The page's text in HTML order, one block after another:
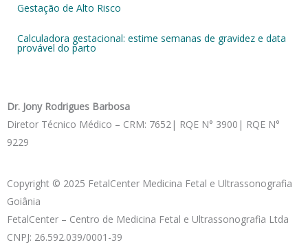
Gestação de Alto Risco
Calculadora gestacional: estime semanas de gravidez e data
provável do parto
Dr. Jony Rodrigues Barbosa
Diretor Técnico Médico – CRM: 7652| RQE N° 3900| RQE N°
9229
Copyright © 2025 FetalCenter Medicina Fetal e Ultrassonografia
Goiânia
FetalCenter – Centro de Medicina Fetal e Ultrassonografia Ltda
CNPJ: 26.592.039/0001-39